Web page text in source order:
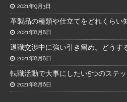
2021年9月3日
革製品の種類や仕立てをどれくらい
2021年8月8日
退職交渉中に強い引き留め。どうす
2021年8月8日
転職活動で大事にしたい5つのステ
2021年8月6日